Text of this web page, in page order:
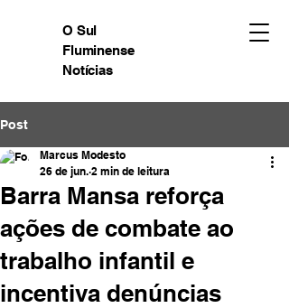
O Sul
Fluminense
Notícias
Post
Barra Mansa reforça
ações de combate ao
trabalho infantil e
incentiva denúncias
Marcus Modesto
26 de jun. 2 min de leitura